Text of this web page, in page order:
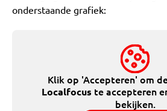
onderstaande grafiek:
Klik op 'Accepteren' om
Localfocus te accepteren
bekijken.